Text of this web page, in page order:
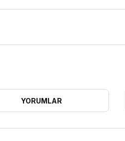
YORUMLAR